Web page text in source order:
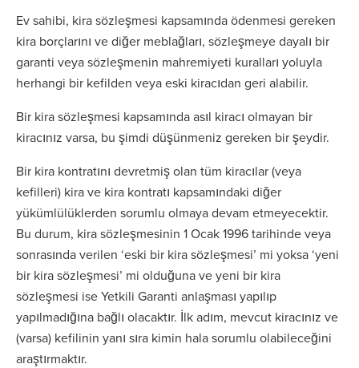
Ev sahibi, kira sözleşmesi kapsamında ödenmesi gereken
kira borçlarını ve diğer meblağları, sözleşmeye dayalı bir
garanti veya sözleşmenin mahremiyeti kuralları yoluyla
herhangi bir kefilden veya eski kiracıdan geri alabilir.
Bir kira sözleşmesi kapsamında asıl kiracı olmayan bir
kiracınız varsa, bu şimdi düşünmeniz gereken bir şeydir.
Bir kira kontratını devretmiş olan tüm kiracılar (veya
kefilleri) kira ve kira kontratı kapsamındaki diğer
yükümlülüklerden sorumlu olmaya devam etmeyecektir.
Bu durum, kira sözleşmesinin 1 Ocak 1996 tarihinde veya
sonrasında verilen ‘eski bir kira sözleşmesi’ mi yoksa ‘yeni
bir kira sözleşmesi’ mi olduğuna ve yeni bir kira
sözleşmesi ise Yetkili Garanti anlaşması yapılıp
yapılmadığına bağlı olacaktır. İlk adım, mevcut kiracınız ve
(varsa) kefilinin yanı sıra kimin hala sorumlu olabileceğini
araştırmaktır.